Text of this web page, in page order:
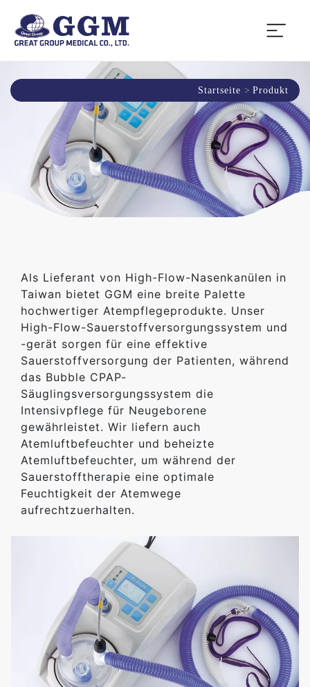
Startseite Produkt
Als Lieferant von High-Flow-Nasenkanülen in
Taiwan bietet GGM eine breite Palette
hochwertiger Atempflegeprodukte. Unser
High-Flow-Sauerstoffversorgungssystem und
-gerät sorgen für eine effektive
Sauerstoffversorgung der Patienten, während
das Bubble CPAP-
Säuglingsversorgungssystem die
Intensivpflege für Neugeborene
gewährleistet. Wir liefern auch
Atemluftbefeuchter und beheizte
Atemluftbefeuchter, um während der
Sauerstofftherapie eine optimale
Feuchtigkeit der Atemwege
aufrechtzuerhalten.